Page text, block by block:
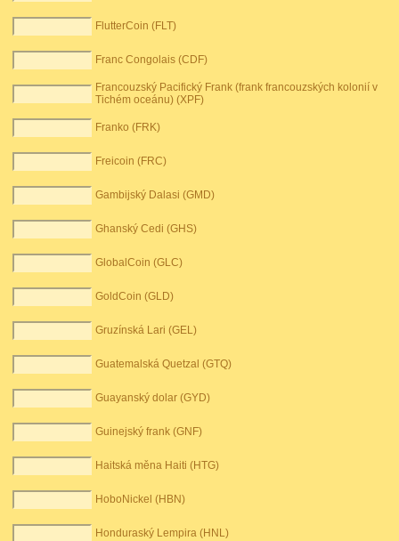
FlutterCoin (FLT)
Franc Congolais (CDF)
Francouzský Pacifický Frank (frank francouzských kolonií v
Tichém oceánu) (XPF)
Franko (FRK)
Freicoin (FRC)
Gambijský Dalasi (GMD)
Ghanský Cedi (GHS)
GlobalCoin (GLC)
GoldCoin (GLD)
Gruzínská Lari (GEL)
Guatemalská Quetzal (GTQ)
Guayanský dolar (GYD)
Guinejský frank (GNF)
Haitská měna Haiti (HTG)
HoboNickel (HBN)
Honduraský Lempira (HNL)